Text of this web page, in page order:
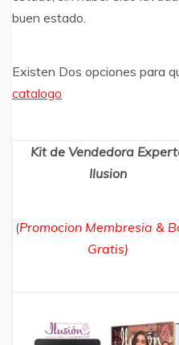
buen estado.
Existen Dos opciones para
catalogo
Kit de Vendedora
Ilusion
(Promocion Membresia &
Gratis)